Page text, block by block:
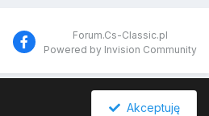
Forum.Cs-Classic.pl
Powered by Invision Community
Akceptuję